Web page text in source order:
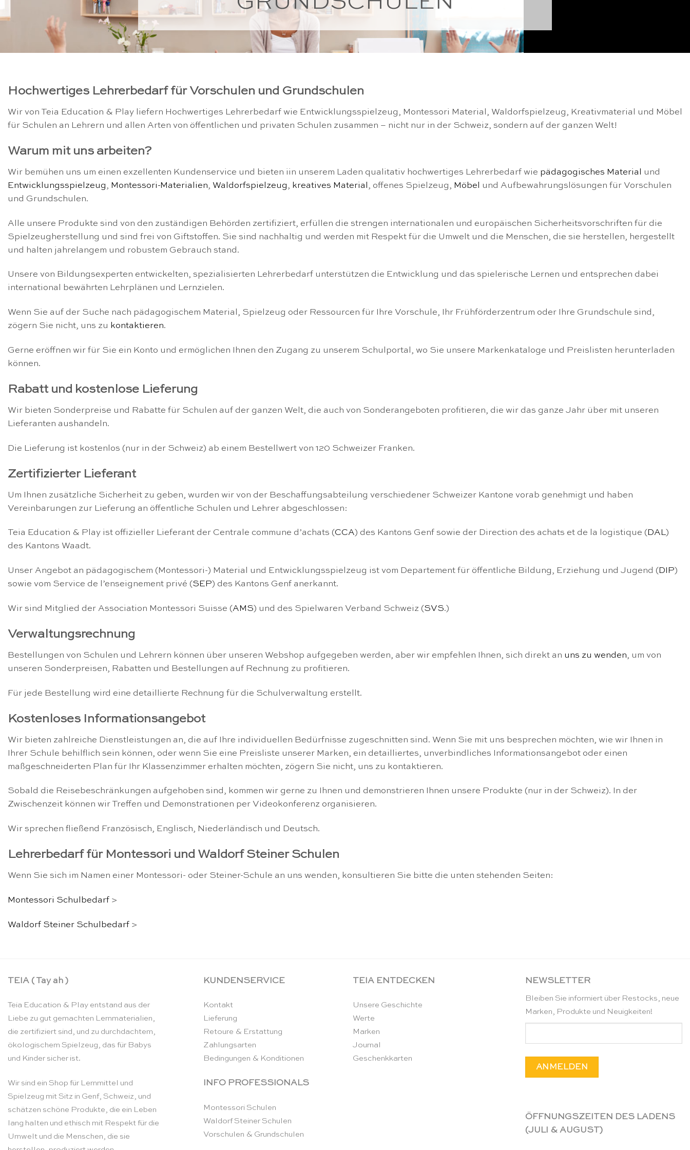
Hochwertiges Lehrerbedarf für Vorschulen und Grundschulen
Wir von Teia Education & Play liefern Hochwertiges Lehrerbedarf wie Entwicklungsspielzeug, Montessori Material, Waldorfspielzeug, Kreativmaterial und Möbel
für Schulen an Lehrern und allen Arten von öffentlichen und privaten Schulen zusammen – nicht nur in der Schweiz, sondern auf der ganzen Welt!
Warum mit uns arbeiten?
Wir bemühen uns um einen exzellenten Kundenservice und bieten iin unserem Laden qualitativ hochwertiges Lehrerbedarf wie pädagogisches Material
und
Entwicklungsspielzeug, Montessori-Materialien, Waldorfspielzeug, kreatives Material , offenes Spielzeug, Möbel
und Aufbewahrungslösungen für Vorschulen
und Grundschulen.
Alle unsere Produkte sind von den zuständigen Behörden zertifiziert, erfüllen die strengen internationalen und europäischen Sicherheitsvorschriften für die
Spielzeugherstellung und sind frei von Giftstoffen. Sie sind nachhaltig und werden mit Respekt für die Umwelt und die Menschen, die sie herstellen, hergestellt
und halten jahrelangem und robustem Gebrauch stand.
Unsere von Bildungsexperten entwickelten, spezialisierten Lehrerbedarf unterstützen die Entwicklung und das spielerische Lernen und entsprechen dabei
international bewährten Lehrplänen und Lernzielen.
Wenn Sie auf der Suche nach pädagogischem Material, Spielzeug oder Ressourcen für Ihre Vorschule, Ihr Frühförderzentrum oder Ihre Grundschule sind,
zögern Sie nicht, uns zu kontaktieren.
Gerne eröffnen wir für Sie ein Konto und ermöglichen Ihnen den Zugang zu unserem Schulportal, wo Sie unsere Markenkataloge und Preislisten herunterladen
können.
Rabatt und kostenlose Lieferung
Wir bieten Sonderpreise und Rabatte für Schulen auf der ganzen Welt, die auch von Sonderangeboten profitieren, die wir das ganze Jahr über mit unseren
Lieferanten aushandeln.
Die Lieferung ist kostenlos (nur in der Schweiz) ab einem Bestellwert von 120 Schweizer Franken.
Zertifizierter Lieferant
Um Ihnen zusätzliche Sicherheit zu geben, wurden wir von der Beschaffungsabteilung verschiedener Schweizer Kantone vorab genehmigt und haben
Vereinbarungen zur Lieferung an öffentliche Schulen und Lehrer abgeschlossen:
Teia Education & Play ist offizieller Lieferant der Centrale commune d’achats (CCA) des Kantons Genf sowie der Direction des achats et de la logistique (DAL)
des Kantons Waadt.
Unser Angebot an pädagogischem (Montessori-) Material und Entwicklungsspielzeug ist vom Departement für öffentliche Bildung, Erziehung und Jugend ( DIP)
sowie vom Service de l’enseignement privé (SEP) des Kantons Genf anerkannt.
Wir sind Mitglied der Association Montessori Suisse (AMS) und des Spielwaren Verband Schweiz (SVS.)
Verwaltungsrechnung
Bestellungen von Schulen und Lehrern können über unseren Webshop aufgegeben werden, aber wir empfehlen Ihnen, sich direkt an uns zu wenden, um von
unseren Sonderpreisen, Rabatten und Bestellungen auf Rechnung zu profitieren.
Für jede Bestellung wird eine detaillierte Rechnung für die Schulverwaltung erstellt.
Kostenloses Informationsangebot
Wir bieten zahlreiche Dienstleistungen an, die auf Ihre individuellen Bedürfnisse zugeschnitten sind. Wenn Sie mit uns besprechen möchten, wie wir Ihnen in
Ihrer Schule behilflich sein können, oder wenn Sie eine Preisliste unserer Marken, ein detailliertes, unverbindliches Informationsangebot oder einen
maßgeschneiderten Plan für Ihr Klassenzimmer erhalten möchten, zögern Sie nicht, uns zu kontaktieren.
Sobald die Reisebeschränkungen aufgehoben sind, kommen wir gerne zu Ihnen und demonstrieren Ihnen unsere Produkte (nur in der Schweiz). In der
Zwischenzeit können wir Treffen und Demonstrationen per Videokonferenz organisieren.
Wir sprechen fließend Französisch, Englisch, Niederländisch und Deutsch.
Lehrerbedarf für Montessori und Waldorf Steiner Schulen
Wenn Sie sich im Namen einer Montessori- oder Steiner-Schule an uns wenden, konsultieren Sie bitte die unten stehenden Seiten:
Montessori Schulbedarf >
Waldorf Steiner Schulbedarf >
TEIA ( Tay ah )
Teia Education & Play entstand aus der
Liebe zu gut gemachten Lernmaterialien,
die zertifiziert sind, und zu durchdachtem,
ökologischem Spielzeug, das für Babys
und Kinder sicher ist.
Wir sind ein Shop für Lernmittel und
Spielzeug mit Sitz in Genf, Schweiz, und
schätzen schöne Produkte, die ein Leben
lang halten und ethisch mit Respekt für die
Umwelt und die Menschen, die sie
KUNDENSERVICE
Kontakt
Lieferung
Retoure & Erstattung
Zahlungsarten
Bedingungen & Konditionen
INFO PROFESSIONALS
Montessori Schulen
Waldorf Steiner Schulen
Vorschulen & Grundschulen
TEIA ENTDECKEN
Unsere Geschichte
Werte
Marken
Journal
Geschenkkarten
NEWSLETTER
Bleiben Sie informiert über Restocks, neue
Marken, Produkte und Neuigkeiten!
ÖFFNUNGSZEITEN DES LADENS
(JULI & AUGUST)